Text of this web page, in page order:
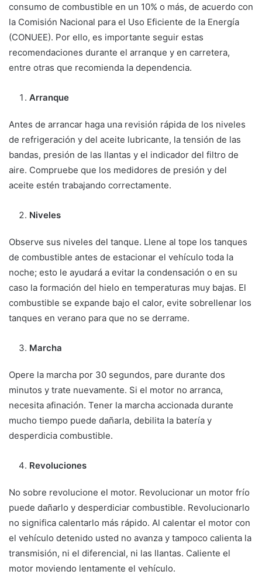
consumo de combustible en un 10% o más, de acuerdo con
la Comisión Nacional para el Uso Eficiente de la Energía
(CONUEE). Por ello, es importante seguir estas
recomendaciones durante el arranque y en carretera,
entre otras que recomienda la dependencia.
Arranque
Antes de arrancar haga una revisión rápida de los niveles
de refrigeración y del aceite lubricante, la tensión de las
bandas, presión de las llantas y el indicador del filtro de
aire. Compruebe que los medidores de presión y del
aceite estén trabajando correctamente.
Niveles
Observe sus niveles del tanque. Llene al tope los tanques
de combustible antes de estacionar el vehículo toda la
noche; esto le ayudará a evitar la condensación o en su
caso la formación del hielo en temperaturas muy bajas. El
combustible se expande bajo el calor, evite sobrellenar los
tanques en verano para que no se derrame.
Marcha
Opere la marcha por 30 segundos, pare durante dos
minutos y trate nuevamente. Si el motor no arranca,
necesita afinación. Tener la marcha accionada durante
mucho tiempo puede dañarla, debilita la batería y
desperdicia combustible.
Revoluciones
No sobre revolucione el motor. Revolucionar un motor frío
puede dañarlo y desperdiciar combustible. Revolucionarlo
no significa calentarlo más rápido. Al calentar el motor con
el vehículo detenido usted no avanza y tampoco calienta la
transmisión, ni el diferencial, ni las llantas. Caliente el
motor moviendo lentamente el vehículo.